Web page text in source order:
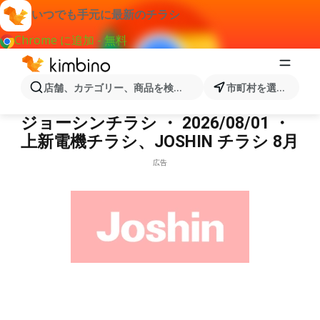
いつでも手元に最新のチラシ
Chrome に追加 - 無料
店舗、カテゴリー、商品を検索... 市町村を選択します
ジョーシン
ジョーシンチラシ ・ 2026/08/01 ・
上新電機チラシ、JOSHIN チラシ 8月
広告